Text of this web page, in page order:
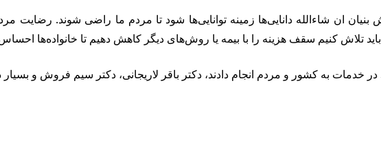
ان شاءالله دانایی‌ها زمینه توانایی‌ها شود تا مردم ما راضی شوند.
تلاش کنیم سقف هزینه را با بیمه یا روش‌های دیگر کاهش دهیم تا خانواده‌ها
به کشور و مردم انجام دادند، دکتر باقر لاریجانی، دکتر سیم فروش و بسیار